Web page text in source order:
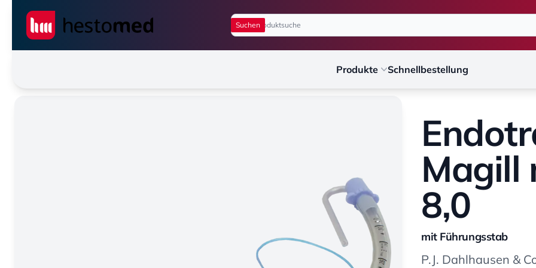
Seiwert GmbH
Produkte Schnellbestellung
Magill
8,0
mit Führungsstab
P.J. Dahlhausen &